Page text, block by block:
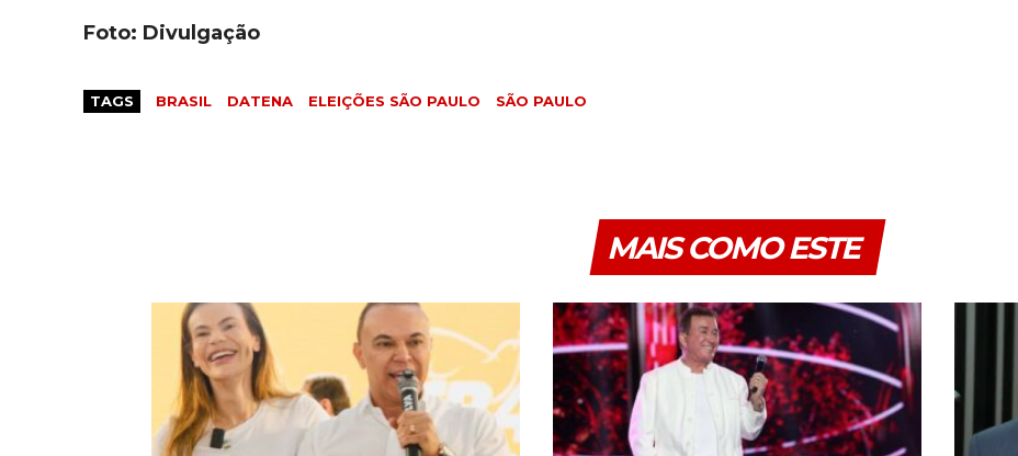
Foto: Divulgação
TAGS BRASIL DATENA ELEIÇÕES SÃO PAULO SÃO PAULO
MAIS COMO ESTE